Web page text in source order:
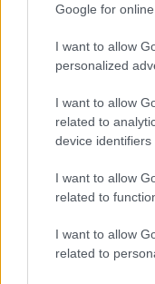
Google for
I want to allow
personalized
I want to allow
related to
device identifiers
I want to allow
related to
I want to allow
related to
Da Costa
BMW-vel,
Antonio Felix da
Techeetah pilótája
szerződését a
számos tárgyalást
német gyártóval, ami
csapatához, hogy a